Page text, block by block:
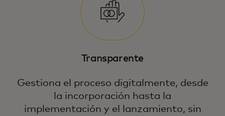
Transparente
Gestiona el proceso digitalmente, desde
la incorporación hasta la
implementación y el lanzamiento, sin